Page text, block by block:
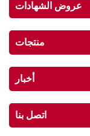
عروض الشهادات
منتجات
أخبار
اتصل بنا